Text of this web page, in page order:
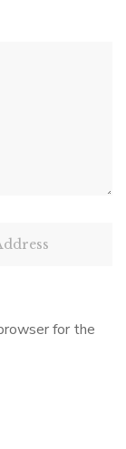
for the